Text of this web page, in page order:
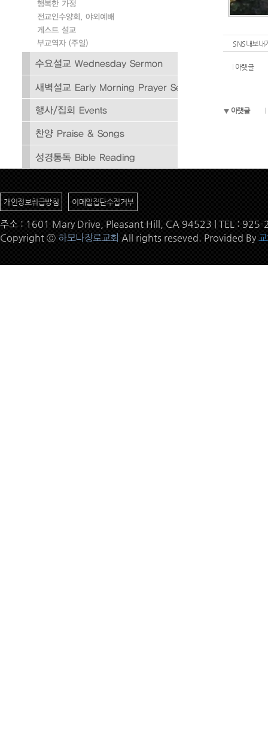
SNS내보내
아랫글
아랫글
개인정보취급방침 이메일집단수집거부
주소 : 1601 Mary Drive, Pleasant Hill, CA 94523 | TEL :
Copyright ⓒ 하모나장로교회 All rights reseved. Provided By